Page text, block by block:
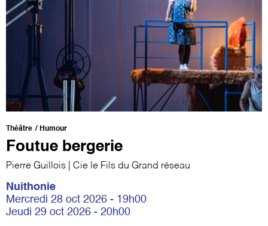
Théâtre Humour
Foutue bergerie
Pierre Guillois | Cie le Fils du Grand réseau
Nuithonie
Mercredi 28 oct 2026 - 19h00
Jeudi 29 oct 2026 - 20h00